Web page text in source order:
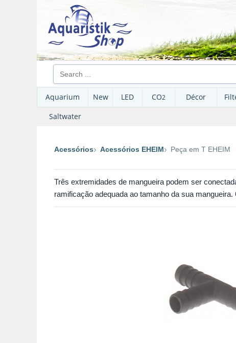
Aquarium New LED CO2 Décor
Saltwater
Acessórios Acessórios EHEIM Peça em T EHEIM
Três extremidades de mangueira podem ser
ramificação adequada ao tamanho da sua